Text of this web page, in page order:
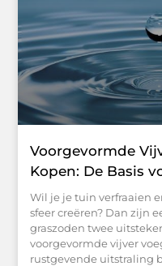
Voorgevormde
Kopen: De Basis
Wil je je tuin verfraaien
sfeer creëren? Dan zijn
graszoden twee
voorgevormde vijver
rustgevende uitstraling